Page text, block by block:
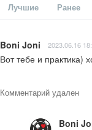
Лучшие Ранее
Boni Joni 2023.06.16
Вот тебе и практика)
Комментарий удален
Boni